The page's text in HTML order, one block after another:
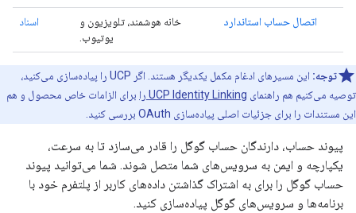
اتصال حساب استاندارد
خانه هوشمند، تلویزیون و
یوتیوب.
اسناد
توجه:
این مسیرهای ادغام مکمل یکدیگر هستند. اگر UCP را پیاده‌سازی می‌کنید،
توصیه می‌کنیم هم راهنمای UCP Identity Linking را
برای الزامات خاص محصول و هم
این مستندات را برای جزئیات اصلی پیاده‌سازی OAuth بررسی کنید.
پیوند حساب، دارندگان حساب گوگل را قادر می‌سازد تا به سرعت،
یکپارچه و ایمن به سرویس‌های شما متصل شوند. شما می‌توانید پیوند
حساب گوگل را برای به اشتراک گذاشتن داده‌های کاربر از پلتفرم خود با
برنامه‌ها و سرویس‌های گوگل پیاده‌سازی کنید.